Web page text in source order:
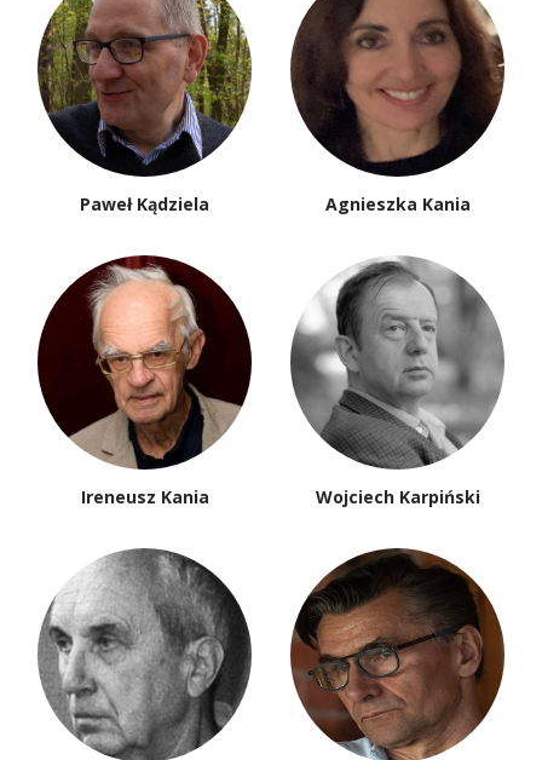
Paweł Kądziela Agnieszka Kania
Ireneusz Kania Wojciech Karpiński